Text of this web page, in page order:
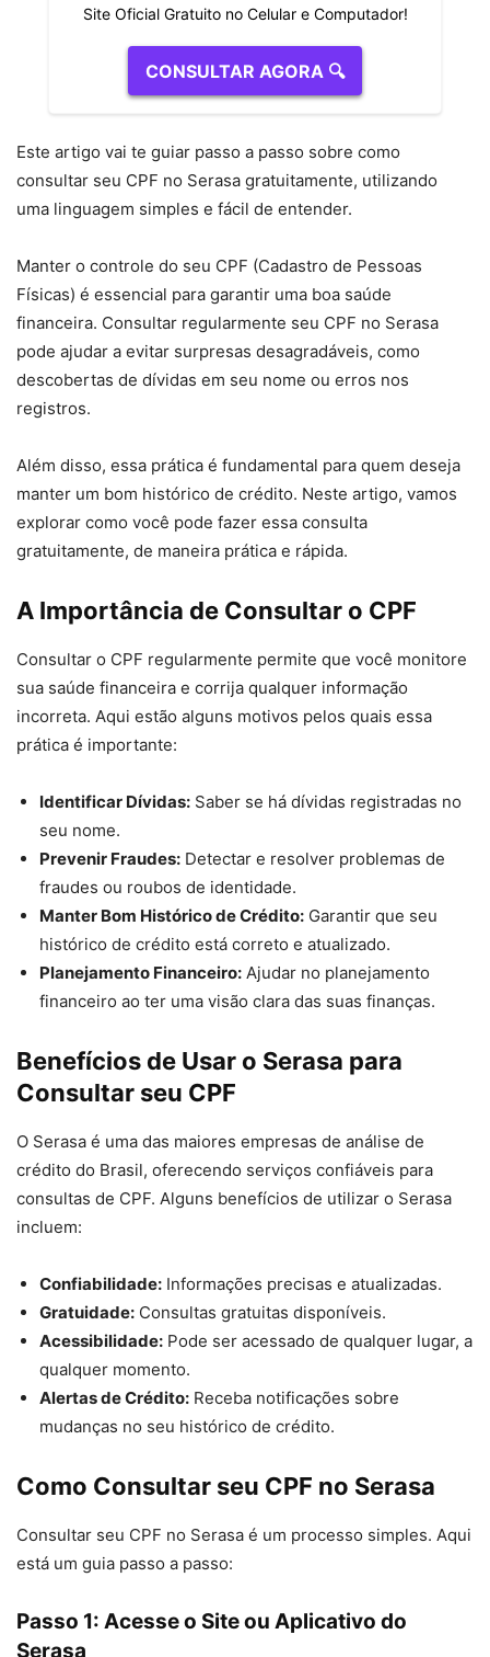
Site Oficial Gratuito no Celular e Computador!
CONSULTAR AGORA 🔍
Este artigo vai te guiar passo a passo sobre como
consultar seu CPF no Serasa gratuitamente, utilizando
uma linguagem simples e fácil de entender.
Manter o controle do seu CPF (Cadastro de Pessoas
Físicas) é essencial para garantir uma boa saúde
financeira. Consultar regularmente seu CPF no Serasa
pode ajudar a evitar surpresas desagradáveis, como
descobertas de dívidas em seu nome ou erros nos
registros.
Além disso, essa prática é fundamental para quem deseja
manter um bom histórico de crédito. Neste artigo, vamos
explorar como você pode fazer essa consulta
gratuitamente, de maneira prática e rápida.
A Importância de Consultar o CPF
Consultar o CPF regularmente permite que você monitore
sua saúde financeira e corrija qualquer informação
incorreta. Aqui estão alguns motivos pelos quais essa
prática é importante:
Identificar Dívidas: Saber se há dívidas registradas no
seu nome.
Prevenir Fraudes: Detectar e resolver problemas de
fraudes ou roubos de identidade.
Manter Bom Histórico de Crédito: Garantir que seu
histórico de crédito está correto e atualizado.
Planejamento Financeiro: Ajudar no planejamento
financeiro ao ter uma visão clara das suas finanças.
Benefícios de Usar o Serasa para
Consultar seu CPF
O Serasa é uma das maiores empresas de análise de
crédito do Brasil, oferecendo serviços confiáveis para
consultas de CPF. Alguns benefícios de utilizar o Serasa
incluem:
Confiabilidade: Informações precisas e atualizadas.
Gratuidade: Consultas gratuitas disponíveis.
Acessibilidade: Pode ser acessado de qualquer lugar, a
qualquer momento.
Alertas de Crédito: Receba notificações sobre
mudanças no seu histórico de crédito.
Como Consultar seu CPF no Serasa
Consultar seu CPF no Serasa é um processo simples. Aqui
está um guia passo a passo:
Passo 1: Acesse o Site ou Aplicativo do
Serasa